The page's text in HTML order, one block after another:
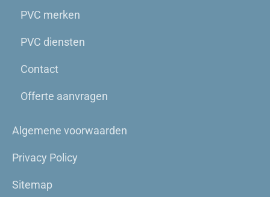
PVC merken
PVC diensten
Contact
Offerte aanvragen
Algemene voorwaarden
Privacy Policy
Sitemap